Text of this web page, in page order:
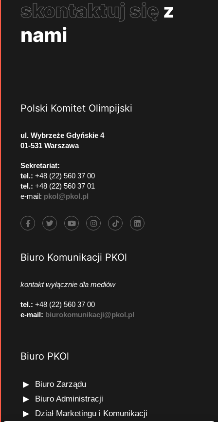
skontaktuj się z
nami
Polski Komitet Olimpijski
ul. Wybrzeże Gdyńskie 4
01-531 Warszawa
Sekretariat:
tel.: +48 (22) 560 37 00
tel.: +48 (22) 560 37 01
e-mail: pkol@pkol.pl
Biuro Komunikacji PKOl
kontakt wyłącznie dla mediów
tel.: +48 (22) 560 37 00
e-mail: biurokomunikacji@pkol.pl
Biuro PKOl
Biuro Zarządu
Biuro Administracji
Dział Marketingu i Komunikacji